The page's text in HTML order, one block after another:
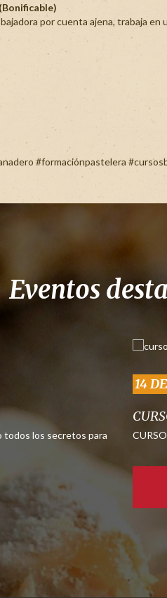
(Bonificable)
por cuenta ajena, trabaja
#formaciónpastelera
Eventos
todos los secretos para
14